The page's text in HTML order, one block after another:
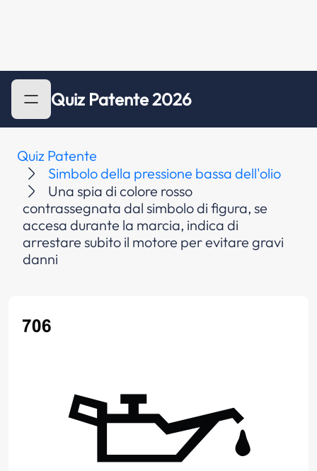
Quiz Patente 2026
Quiz Patente
Simbolo della pressione bassa dell'olio
Una spia di colore rosso
contrassegnata dal simbolo di figura, se
accesa durante la marcia, indica di
arrestare subito il motore per evitare gravi
danni